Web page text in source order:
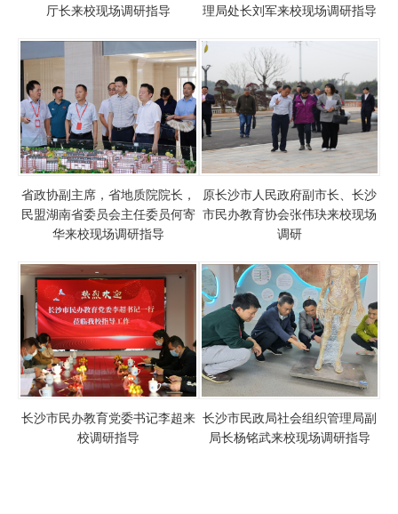
厅长来校现场调研指导
理局处长刘军来校现场调研指导
省政协副主席，省地质院院长，
民盟湖南省委员会主任委员何寄
华来校现场调研指导
原长沙市人民政府副市长、长沙
市民办教育协会张伟玦来校现场
调研
长沙市民办教育党委书记李超来
校调研指导
长沙市民政局社会组织管理局副
局长杨铭武来校现场调研指导